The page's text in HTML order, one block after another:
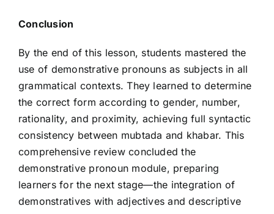
Conclusion
By the end of this lesson, students mastered the
use of demonstrative pronouns as subjects in all
grammatical contexts. They learned to determine
the correct form according to gender, number,
rationality, and proximity, achieving full syntactic
consistency between mubtada and khabar. This
comprehensive review concluded the
demonstrative pronoun module, preparing
learners for the next stage—the integration of
demonstratives with adjectives and descriptive